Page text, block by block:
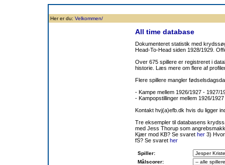
Her er du: Velkommen/
All time database
Dokumenteret statistik med
Head-To-Head siden 1928/1929.
Over 675 spillere er registreret i
historie. Læs mere om flere af
Flere spillere mangler
- Kampe mellem 1926/1927 - 1927/
- Kampopstillinger mellem 1926/
Kontakt hvj(a)efb.dk hvis du ligger
Tre eksempler til databasens
med Jess Thorup som
Kjær mod KB? Se svaret her 3)
fS? Se svaret her
Spiller:
Målscorer: